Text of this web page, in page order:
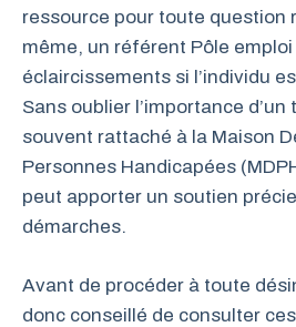
ressource pour toute question
même, un référent Pôle
éclaircissements si l’individu
Sans oublier l’importance
souvent rattaché à la Maison
Personnes Handicapées
peut apporter un soutien
démarches.
Avant de procéder à toute
donc conseillé de consulter